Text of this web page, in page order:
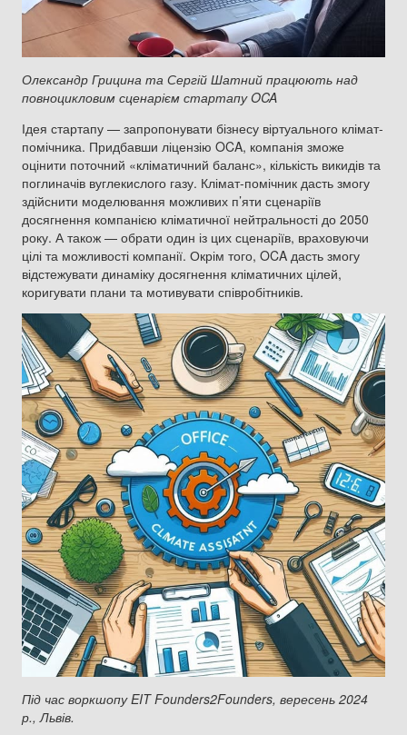
Олександр Грицина та Сергій Шатний працюють над
повноцикловим сценарієм стартапу OCA
Ідея стартапу — запропонувати бізнесу віртуального клімат-
помічника. Придбавши ліцензію OCA, компанія зможе
оцінити поточний «кліматичний баланс», кількість викидів та
поглиначів вуглекислого газу. Клімат-помічник дасть змогу
здійснити моделювання можливих п’яти сценаріїв
досягнення компанією кліматичної нейтральності до 2050
року. А також — обрати один із цих сценаріїв, враховуючи
цілі та можливості компанії. Окрім того, OCA дасть змогу
відстежувати динаміку досягнення кліматичних цілей,
коригувати плани та мотивувати співробітників.
Під час воркшопу EIT Founders2Founders, вересень 2024
р., Львів.